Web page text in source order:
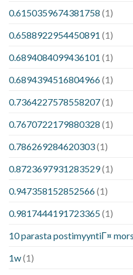
0.6150359674381758 (1)
0.6588922954450891 (1)
0.6894084099436101 (1)
0.6894394516804966(1)
0.7364227578558207(1)
0.7670722179880328 (1)
0.786269284620303(1)
0.8723697931283529(1)
0.947358152852566(1)
0.9817444191723365(1)
10 parasta postimyyntiГ¤
1w(1)